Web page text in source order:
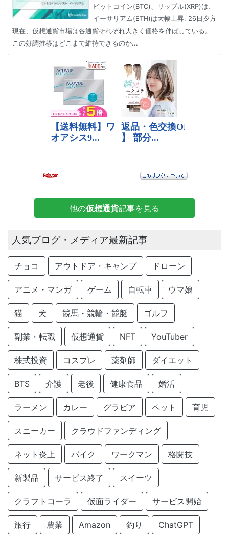
ビットコイン(BTC)、リップル(XRP)は、
イーサリアム(ETH)は大幅上昇. 26日夕方
現在、仮想通貨市場は各通貨それぞれ大きく価格を伸ばしている。
この好調推移はどこまで維持できるのか...
他の仮想通貨記事を見る
人気ブログ・メディア最新記事
チョコ アウトドア・キャンプ ドローン
アニメ・マンガ ゲーム 自転車 ウマ娘
猫 犬 競馬・競輪・競艇 ゴルフ
副業・転職 仮想通貨 NFT YouTuber
株式投資 コスプレ 薬剤師 ダイエット
BTS 介護 老後 健康食品 婚活
ラーメン カレー グラビア ペット 育児
スニーカー クラウドファンディング
ネット炎上 バイク ワークマン 格闘技
新製品 サービス終了 スイーツ
クラフトコーラ 仮面ライダー サービス開始
旅行 農業 Amazon 釣り ChatGPT